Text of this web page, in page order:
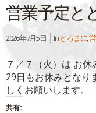
(新
し
い
ィ
ン
で
開
き
ま
す)
ッ
ク
し
く
だ
(新
し
い
ウ
ィ
ン
営業予定と
2026年7月5日 Inどろまに,
７／７（火）は お
29日もお休みとな
しくお願いします
共有: